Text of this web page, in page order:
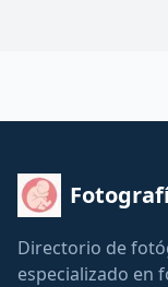
Directorio de
especializado en